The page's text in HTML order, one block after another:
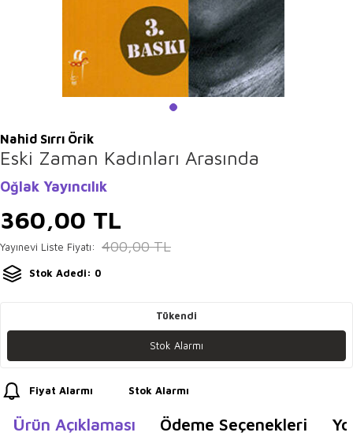
Nahid Sırrı Örik
Eski Zaman Kadınları Arasında
Oğlak Yayıncılık
360,00 TL
Yayınevi Liste Fiyatı: 400,00TL
Stok Adedi: 0
Tükendi
Stok Alarmı
Fiyat Alarmı Stok Alarmı
Ürün Açıklaması Ödeme Seçenekleri